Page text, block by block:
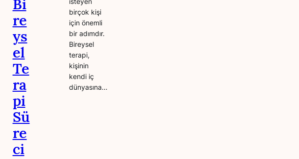
Bi
re
ys
el
Te
ra
pi
Sü
re
ci
birçok kişi
için önemli
bir adımdır.
Bireysel
terapi,
kişinin
kendi iç
dünyasına…